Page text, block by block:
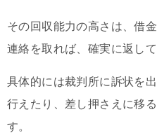
その回収能力の高さは、借
連絡を取れば、確実に返し
具体的には裁判所に訴状を
行えたり、差し押さえに移
す。